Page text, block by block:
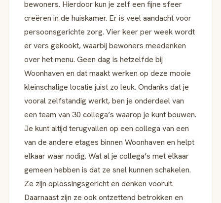
bewoners. Hierdoor kun je zelf een fijne sfeer
creëren in de huiskamer. Er is veel aandacht voor
persoonsgerichte zorg. Vier keer per week wordt
er vers gekookt, waarbij bewoners meedenken
over het menu. Geen dag is hetzelfde bij
Woonhaven en dat maakt werken op deze mooie
kleinschalige locatie juist zo leuk. Ondanks dat je
vooral zelfstandig werkt, ben je onderdeel van
een team van 30 collega’s waarop je kunt bouwen.
Je kunt altijd terugvallen op een collega van een
van de andere etages binnen Woonhaven en helpt
elkaar waar nodig. Wat al je collega’s met elkaar
gemeen hebben is dat ze snel kunnen schakelen.
Ze zijn oplossingsgericht en denken vooruit.
Daarnaast zijn ze ook ontzettend betrokken en